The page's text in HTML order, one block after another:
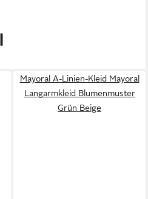
Mayoral A-Linien-Kleid Mayoral
Langarmkleid Blumenmuster
Grün Beige